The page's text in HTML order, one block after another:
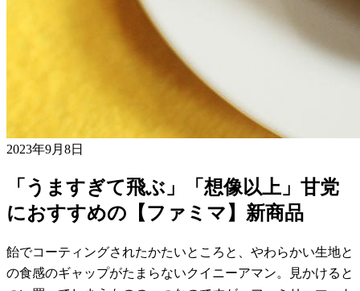
2023年9月8日
「うますぎて飛ぶ」「想像以上」甘党
におすすめの【ファミマ】新商品
飴でコーティングされたかたいところと、やわらかい生地と
の食感のギャップがたまらないクイニーアマン。見かけると